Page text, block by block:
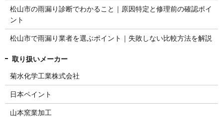
松山市の雨漏り診断でわかること｜原因特定と修理前の確認ポイ
ント
松山市で雨漏り業者を選ぶポイント｜失敗しない比較方法を解説
菊水化学工業株式会社
日本ペイント
山本窯業加工